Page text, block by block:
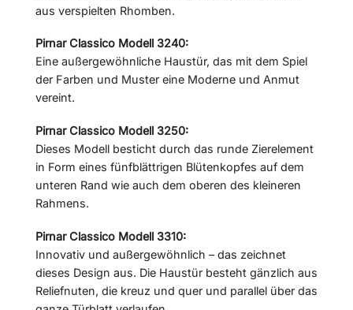
aus verspielten Rhomben.
Pirnar Classico Modell 3240:
Eine außergewöhnliche Haustür, das mit dem Spiel
der Farben und Muster eine Moderne und Anmut
vereint.
Pirnar Classico Modell 3250:
Dieses Modell besticht durch das runde Zierelement
in Form eines fünfblättrigen Blütenkopfes auf dem
unteren Rand wie auch dem oberen des kleineren
Rahmens.
Pirnar Classico Modell 3310:
Innovativ und außergewöhnlich – das zeichnet
dieses Design aus. Die Haustür besteht gänzlich aus
Reliefnuten, die kreuz und quer und parallel über das